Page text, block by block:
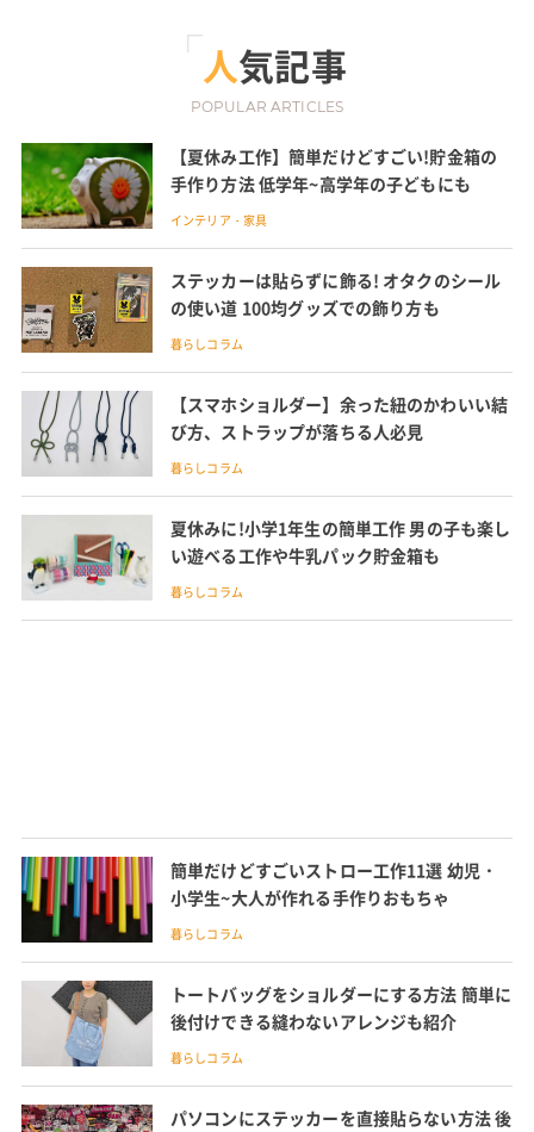
人気記事
POPULAR ARTICLES
【夏休み工作】簡単だけどすごい!貯金箱の
手作り方法 低学年~高学年の子どもにも
インテリア・家具
ステッカーは貼らずに飾る! オタクのシール
の使い道 100均グッズでの飾り方も
暮らしコラム
【スマホショルダー】余った紐のかわいい結
び方、ストラップが落ちる人必見
暮らしコラム
夏休みに!小学1年生の簡単工作 男の子も楽し
い遊べる工作や牛乳パック貯金箱も
暮らしコラム
簡単だけどすごいストロー工作11選 幼児・
小学生~大人が作れる手作りおもちゃ
暮らしコラム
トートバッグをショルダーにする方法 簡単に
後付けできる縫わないアレンジも紹介
暮らしコラム
パソコンにステッカーを直接貼らない方法 後